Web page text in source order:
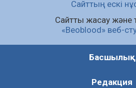
Сайттың ескі
Сайтты жасау және
«Beoblood» веб-
Басшылық
Редакция